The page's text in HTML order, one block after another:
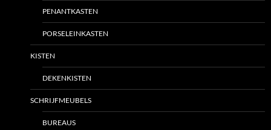
PENANTKASTEN
PORSELEINKASTEN
KISTEN
DEKENKISTEN
SCHRIJFMEUBELS
BUREAUS